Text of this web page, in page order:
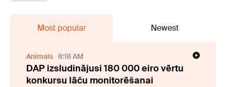
Most popular Newest
Animals 8:18 AM
DAP izsludinājusi 180 000 eiro vērtu
konkursu lāču monitorēšanai